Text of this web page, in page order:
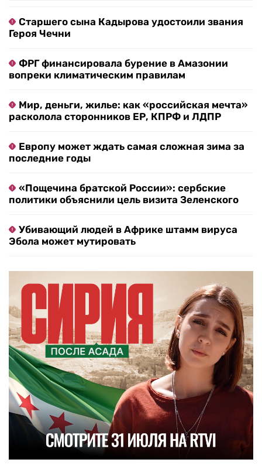
Старшего сына Кадырова удостоили звания
Героя Чечни
ФРГ финансировала бурение в Амазонии
вопреки климатическим правилам
Мир, деньги, жилье: как «российская мечта»
расколола сторонников ЕР, КПРФ и ЛДПР
Европу может ждать самая сложная зима за
последние годы
«Пощечина братской России»: сербские
политики объяснили цель визита Зеленского
Убивающий людей в Африке штамм вируса
Эбола может мутировать